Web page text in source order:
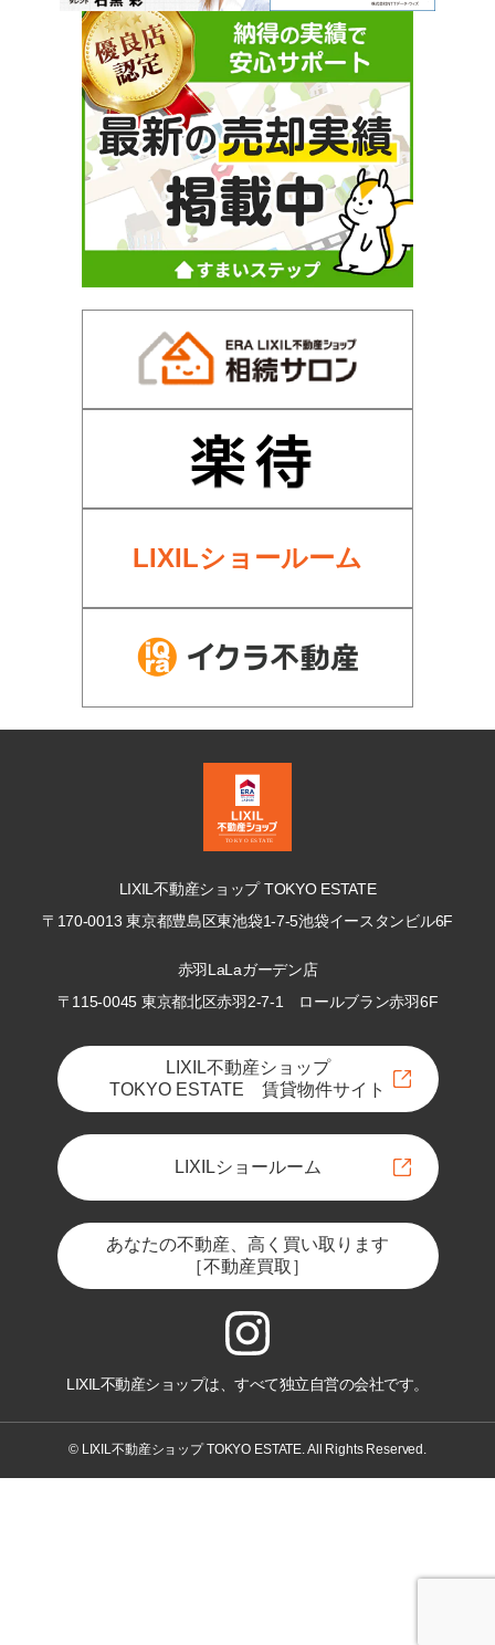
LIXILショールーム
LIXIL不動産ショップ TOKYO ESTATE
〒170-0013 東京都豊島区東池袋1-7-5池袋イースタンビル6F
赤羽LaLaガーデン店
〒115-0045 東京都北区赤羽2-7-1
ロールブラン赤羽6F
LIXIL不動産ショップ
TOKYO ESTATE 賃貸物件サイト
LIXILショールーム
あなたの不動産、高く買い取ります
［不動産買取］
LIXIL不動産ショップは、すべて独立自営の会社です。
© LIXIL不動産ショップ TOKYO ESTATE. All Rights Reserved.